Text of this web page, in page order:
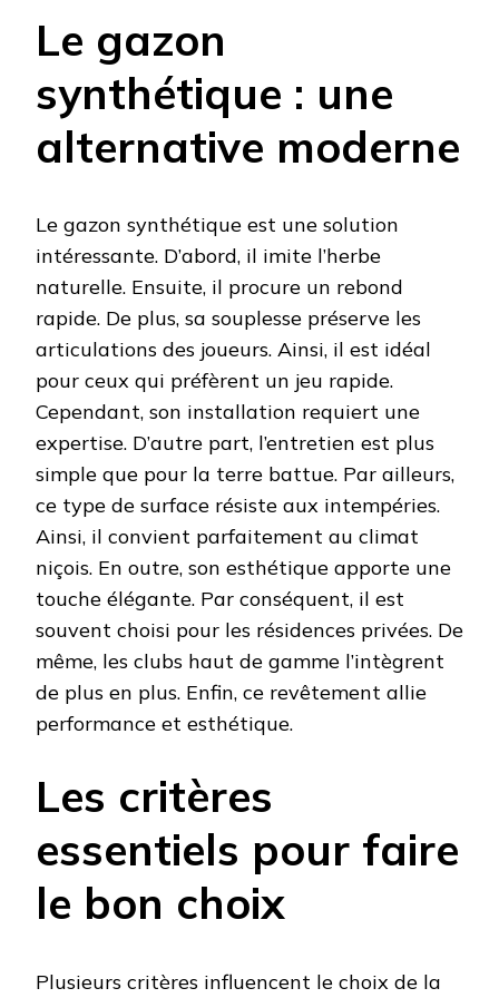
Le gazon
synthétique : une
alternative moderne
Le gazon synthétique est une solution
intéressante. D’abord, il imite l’herbe
naturelle. Ensuite, il procure un rebond
rapide. De plus, sa souplesse préserve les
articulations des joueurs. Ainsi, il est idéal
pour ceux qui préfèrent un jeu rapide.
Cependant, son installation requiert une
expertise. D’autre part, l’entretien est plus
simple que pour la terre battue. Par ailleurs,
ce type de surface résiste aux intempéries.
Ainsi, il convient parfaitement au climat
niçois. En outre, son esthétique apporte une
touche élégante. Par conséquent, il est
souvent choisi pour les résidences privées. De
même, les clubs haut de gamme l’intègrent
de plus en plus. Enfin, ce revêtement allie
performance et esthétique.
Les critères
essentiels pour faire
le bon choix
Plusieurs critères influencent le choix de la